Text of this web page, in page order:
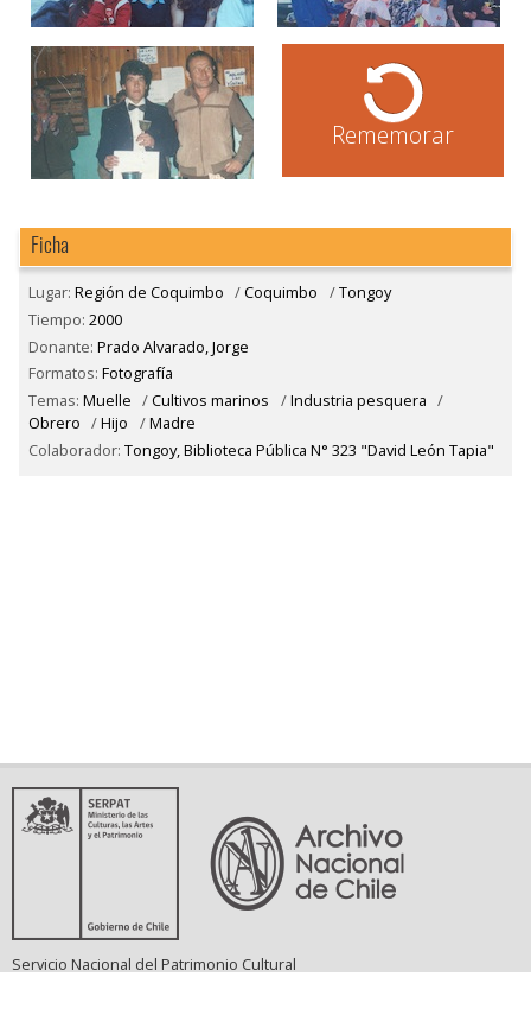
Rememorar
Ficha
Lugar: Región de Coquimbo /Coquimbo /Tongoy
Tiempo: 2000
Donante: Prado Alvarado, Jorge
Formatos: Fotografía
Temas: Muelle /Cultivos marinos /Industria pesquera /
Obrero /Hijo /Madre
Colaborador: Tongoy, Biblioteca Pública N° 323 "David León Tapia"
Servicio Nacional del Patrimonio Cultural